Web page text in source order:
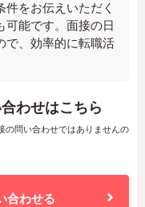
をお伝えいただく
可能です。面接の日
で、効率的に転職活
わせはこちら
の問い合わせではありませんの
合わせる